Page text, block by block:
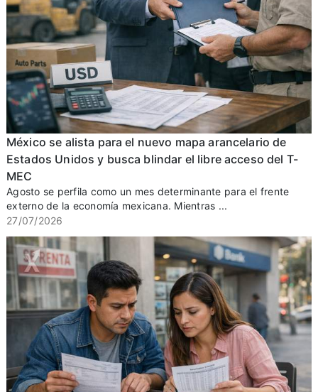
México se alista para el nuevo mapa arancelario de
Estados Unidos y busca blindar el libre acceso del T-
MEC
Agosto se perfila como un mes determinante para el frente
externo de la economía mexicana. Mientras ...
27/07/2026